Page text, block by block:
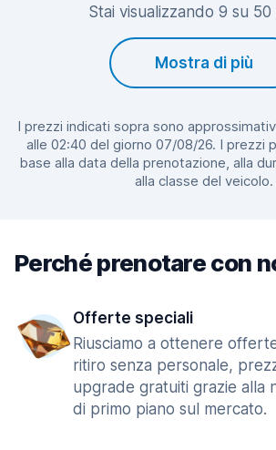
Stai visualizzando 9 su 50
Mostra di più
I prezzi indicati sopra sono
alle 02:40 del giorno 07/08/26. I prezzi
base alla data della prenotazione, alla
alla classe del veicolo.
Perché prenotare con
Offerte speciali
Riusciamo a ottenere
ritiro senza personale,
upgrade gratuiti grazie alla
di primo piano sul mercato.